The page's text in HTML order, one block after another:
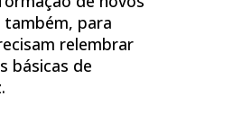
também, para
relembrar
básicas de